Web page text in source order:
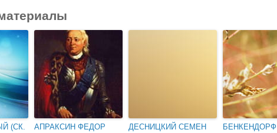
(СК.
АПРАКСИН ФЕДОР
ДЕСНИЦКИЙ СЕМЕН
БЕНКЕНДОРФ